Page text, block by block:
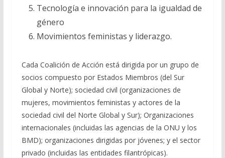
Tecnología e innovación para la igualdad de
género
Movimientos feministas y liderazgo.
Cada Coalición de Acción está dirigida por un grupo de
socios compuesto por Estados Miembros (del Sur
Global y Norte); sociedad civil (organizaciones de
mujeres, movimientos feministas y actores de la
sociedad civil del Norte Global y Sur); Organizaciones
internacionales (incluidas las agencias de la ONU y los
BMD); organizaciones dirigidas por jóvenes; y el sector
privado (incluidas las entidades filantrópicas).